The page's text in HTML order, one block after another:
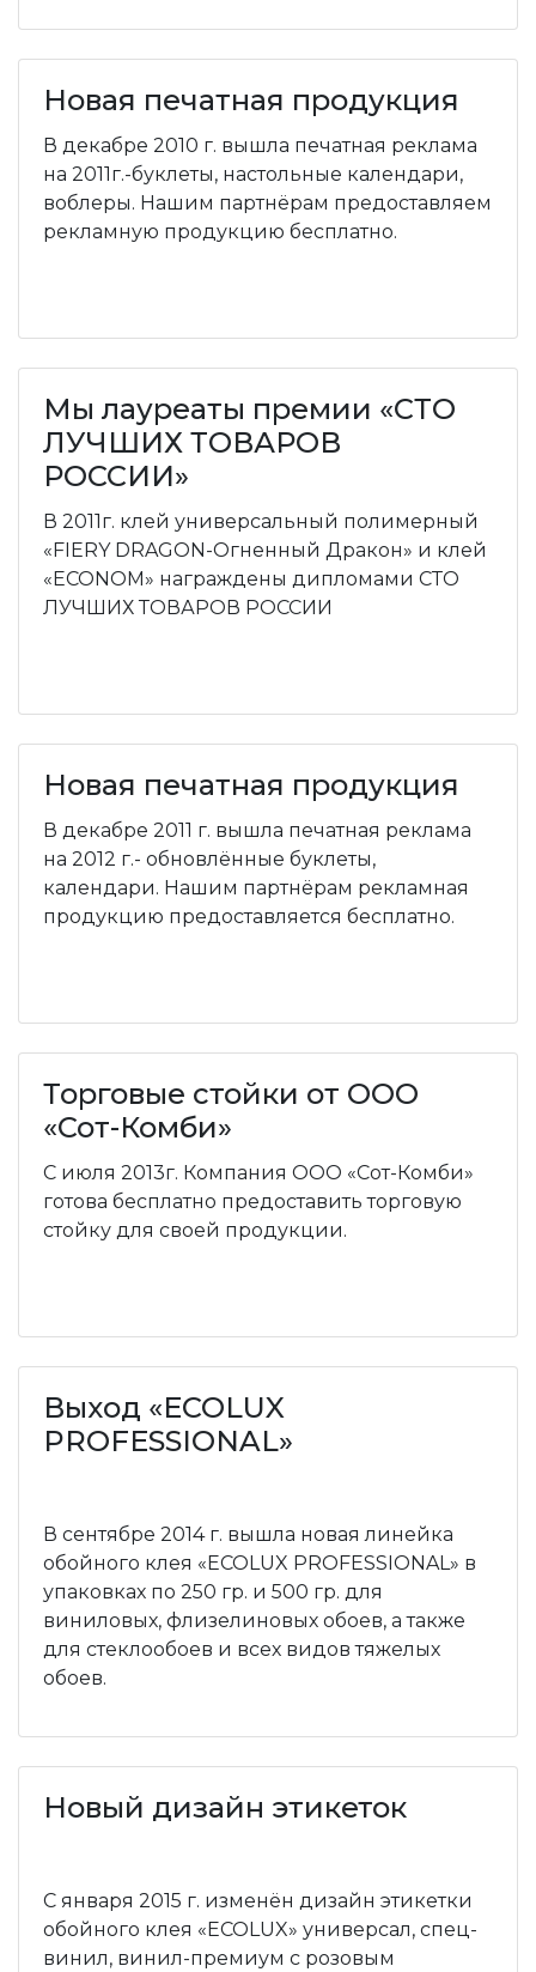
Новая печатная продукция
В декабре 2010 г. вышла печатная реклама
на 2011г.-буклеты, настольные календари,
воблеры. Нашим партнёрам предоставляем
рекламную продукцию бесплатно.
Мы лауреаты премии «СТО
ЛУЧШИХ ТОВАРОВ
РОССИИ»
В 2011г. клей универсальный полимерный
«FIERY DRAGON-Огненный Дракон» и клей
«ECONOM» награждены дипломами СТО
ЛУЧШИХ ТОВАРОВ РОССИИ
Новая печатная продукция
В декабре 2011 г. вышла печатная реклама
на 2012 г.- обновлённые буклеты,
календари. Нашим партнёрам рекламная
продукцию предоставляется бесплатно.
Торговые стойки от ООО
«Сот-Комби»
С июля 2013г. Компания ООО «Сот-Комби»
готова бесплатно предоставить торговую
стойку для своей продукции.
Выход «ECOLUX
PROFESSIONAL»
В сентябре 2014 г. вышла новая линейка
обойного клея «ECOLUX PROFESSIONAL» в
упаковках по 250 гр. и 500 гр. для
виниловых, флизелиновых обоев, а также
для стеклообоев и всех видов тяжелых
обоев.
Новый дизайн этикеток
C января 2015 г. изменён дизайн этикетки
обойного клея «ECOLUX» универсал, спец-
винил, винил-премиум с розовым